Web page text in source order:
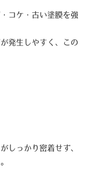
コケ・古い塗膜を強
発生しやすく、この
しっかり密着せず、